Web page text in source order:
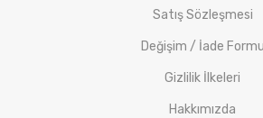
Satış Sözleşmesi
Değişim / İade Formu
Gizlilik İlkeleri
Hakkımızda